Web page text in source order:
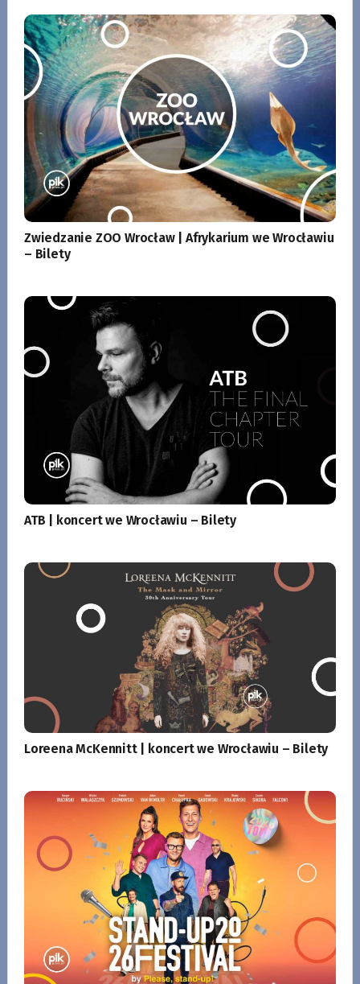
Zwiedzanie ZOO Wrocław | Afrykarium we Wrocławiu
– Bilety
ATB | koncert we Wrocławiu – Bilety
Loreena McKennitt | koncert we Wrocławiu – Bilety